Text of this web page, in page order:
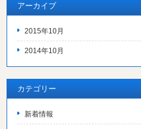
アーカイブ
2015年10月
2014年10月
カテゴリー
新着情報